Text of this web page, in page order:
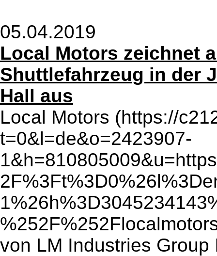
05.04.2019
Local Motors zeichnet
Shuttlefahrzeug in der
Hall aus
Local Motors (https://
t=0&l=de&o=2423907-
von LM Industries